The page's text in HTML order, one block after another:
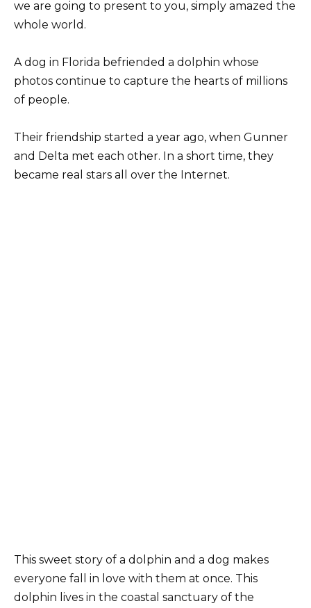
we are going to present to you, simply amazed the
whole world.
A dog in Florida befriended a dolphin whose
photos continue to capture the hearts of millions
of people.
Their friendship started a year ago, when Gunner
and Delta met each other. In a short time, they
became real stars all over the Internet.
This sweet story of a dolphin and a dog makes
everyone fall in love with them at once. This
dolphin lives in the coastal sanctuary of the